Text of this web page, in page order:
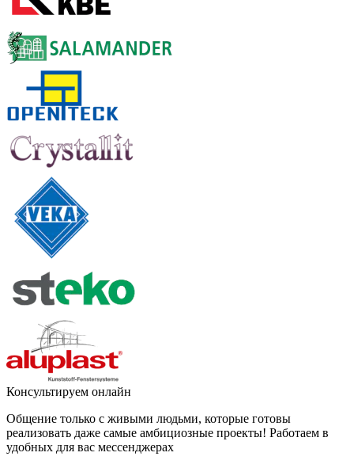
Консультируем онлайн
Общение только с живыми людьми, которые готовы
реализовать даже самые амбициозные проекты! Работаем в
удобных для вас мессенджерах